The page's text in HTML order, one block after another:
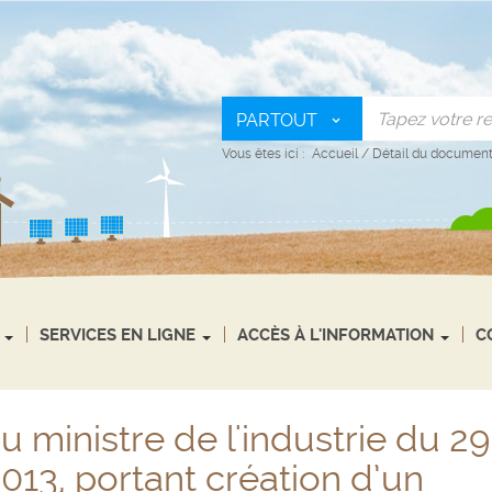
PARTOUT
Vous êtes ici : Accueil / Détail du document
SERVICES EN LIGNE ACCÈS À L'INFORMATION
ministre de l'industrie du 29
portant création d’un